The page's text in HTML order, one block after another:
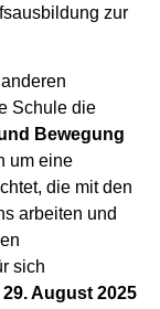
usbildung zur
Schule die
Bewegung
um eine
die mit den
arbeiten und
sich
August 2025